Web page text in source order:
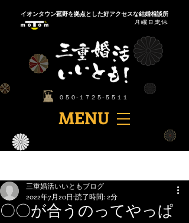
​イオンタウン菰野を拠点とした好アクセスな結婚相談所
​MENU
​０５０-１７２５-５５１１
〇〇が合うのってやっぱ
三重婚活いいともブログ
2022年7月20日 読了時間: 2分